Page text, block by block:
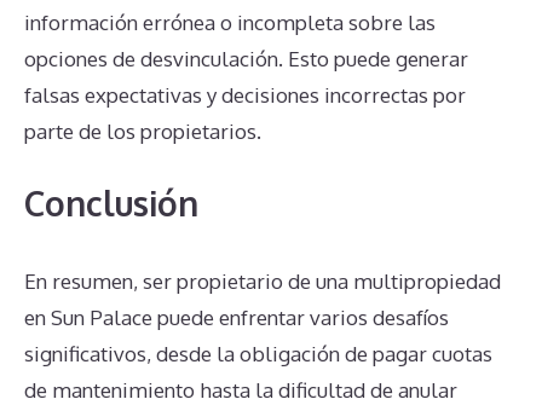
información errónea o incompleta sobre las
opciones de desvinculación. Esto puede generar
falsas expectativas y decisiones incorrectas por
parte de los propietarios.
Conclusión
En resumen, ser propietario de una multipropiedad
en Sun Palace puede enfrentar varios desafíos
significativos, desde la obligación de pagar cuotas
de mantenimiento hasta la dificultad de anular